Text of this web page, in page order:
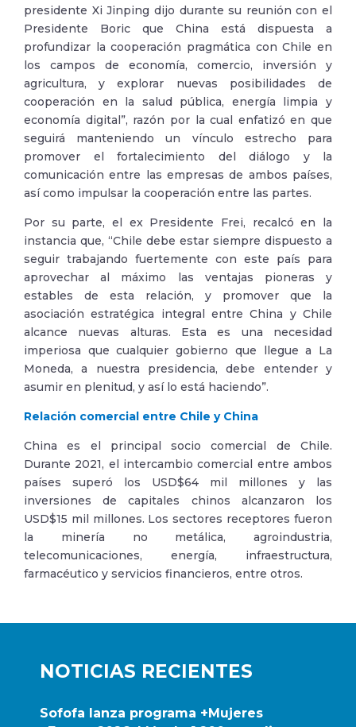
NOTICIAS RECIENTES
Sofofa lanza programa +Mujeres
presidente Xi Jinping dijo durante su reunión con el
Presidente Boric que China está dispuesta a
profundizar la cooperación pragmática con Chile en
los campos de economía, comercio, inversión y
agricultura, y explorar nuevas posibilidades de
cooperación en la salud pública, energía limpia y
economía digital”, razón por la cual enfatizó en que
seguirá manteniendo un vínculo estrecho para
promover el fortalecimiento del diálogo y la
comunicación entre las empresas de ambos países,
así como impulsar la cooperación entre las partes.
Por su parte, el ex Presidente Frei, recalcó en la
instancia que, “Chile debe estar siempre dispuesto a
seguir trabajando fuertemente con este país para
aprovechar al máximo las ventajas pioneras y
estables de esta relación, y promover que la
asociación estratégica integral entre China y Chile
alcance nuevas alturas. Esta es una necesidad
imperiosa que cualquier gobierno que llegue a La
Moneda, a nuestra presidencia, debe entender y
asumir en plenitud, y así lo está haciendo”.
Relación comercial entre Chile y China
China es el principal socio comercial de Chile.
Durante 2021, el intercambio comercial entre ambos
países superó los USD$64 mil millones y las
inversiones de capitales chinos alcanzaron los
USD$15 mil millones. Los sectores receptores fueron
la minería no metálica, agroindustria,
telecomunicaciones, energía, infraestructura,
farmacéutico y servicios financieros, entre otros.